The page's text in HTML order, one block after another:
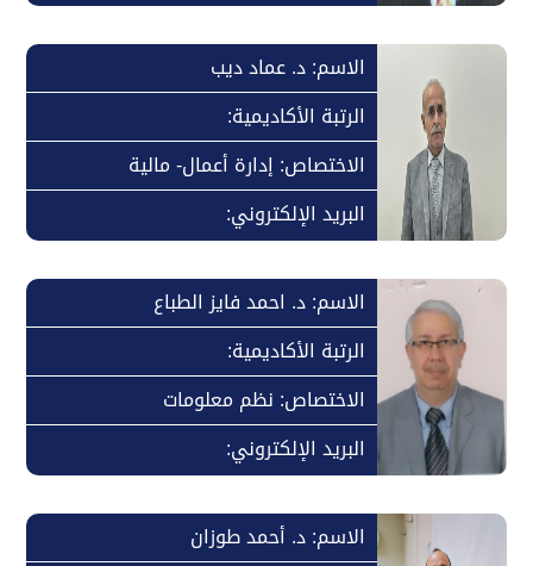
الاسم: د. عماد ديب
الرتبة الأكاديمية:
الاختصاص: إدارة أعمال- مالية
البريد الإلكتروني:
الاسم: د. احمد فايز الطباع
الرتبة الأكاديمية:
الاختصاص: نظم معلومات
البريد الإلكتروني:
الاسم: د. أحمد طوزان